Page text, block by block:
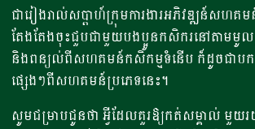
ជារៀងរាល់សប្តាហ៍ក្រុមការងារអភិវឌ្ឍន៍សហគ
តែងតែងចុះជួបជាមួយបងប្អូនកសិករនៅតាមមូលដ្ឋ
និងពន្យល់ពីសហគមន៍កសិកម្មទំនើប ក៏ដូចជាបក
ផ្សេងៗពីសហគមន៍ប្រភេទនេះ។
សូមជម្រាបជូនថា អ្វីដែលគួរឱ្យកត់សម្គាល់ មួយ